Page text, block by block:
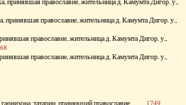
принявшая православие, жительница д. Камумта Дигор. у.,
принявшая православие, жительница д. Камумта Дигор. у.,
православие, жительница д. Камумта Дигор. у.,
православие, жительница д. Камумта Дигор. у.,